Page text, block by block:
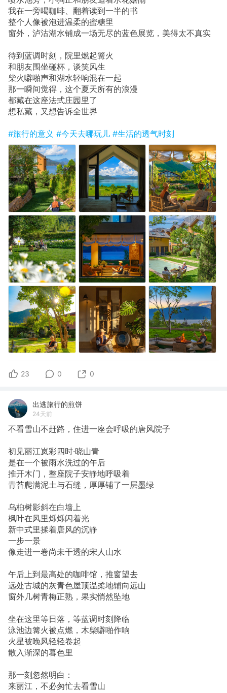
我在一旁喝咖啡、翻着读到一半的书
整个人像被泡进温柔的蜜糖里
窗外，泸沽湖水铺成一场无尽的蓝色展览，美得太不真实
待到蓝调时刻，院里燃起篝火
和朋友围坐碰杯，谈笑风生
柴火噼啪声和湖水轻响混在一起
那一瞬间觉得，这个夏天所有的浪漫
都藏在这座法式庄园里了
想私藏，又想告诉全世界
#旅行的意义 #今天去哪玩儿 #生活的透气时刻
23 0 0
出逃旅行的煎饼
24天前
不看雪山不赶路，住进一座会呼吸的唐风院子
初见丽江岚彩四时·晓山青
是在一个被雨水洗过的午后
推开木门，整座院子安静地呼吸着
青苔爬满泥土与石缝，厚厚铺了一层墨绿
乌桕树影斜在白墙上
枫叶在风里烁烁闪着光
新中式里揉着唐风的沉静
一步一景
像走进一卷尚未干透的宋人山水
午后上到最高处的咖啡馆，推窗望去
远处古城的灰青色屋顶温柔地铺向远山
窗外几树青梅正熟，果实悄然坠地
坐在这里等日落，等蓝调时刻降临
泳池边篝火被点燃，木柴噼啪作响
火星被晚风轻轻卷起
散入渐深的暮色里
那一刻忽然明白：
来丽江，不必匆忙去看雪山